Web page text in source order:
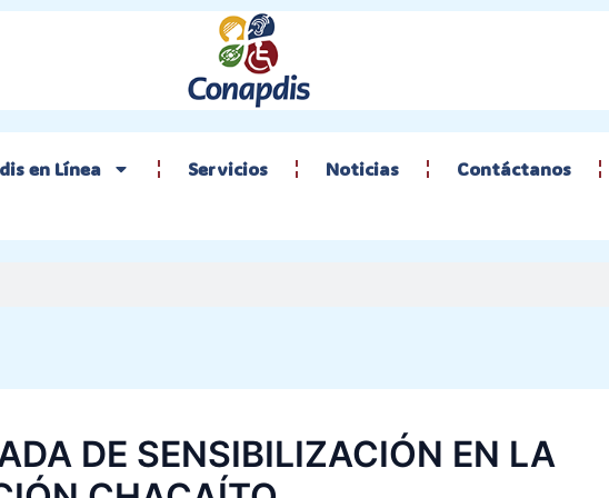
en Línea Servicios Noticias Contáctanos
DE SENSIBILIZACIÓN EN LA